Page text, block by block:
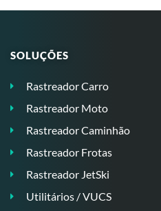
SOLUÇÕES
Rastreador Carro
Rastreador Moto
Rastreador Caminhão
Rastreador Frotas
Rastreador JetSki
Utilitários / VUCS